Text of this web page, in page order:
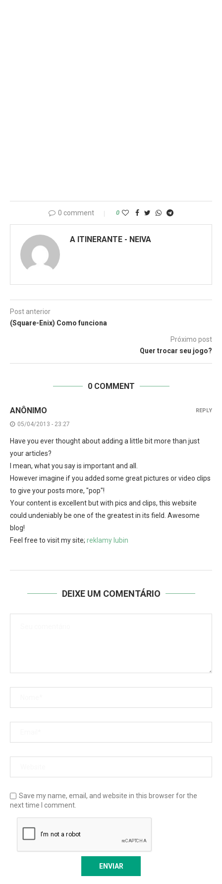
0 comment 0
A ITINERANTE - NEIVA
Post anterior
(Square-Enix) Como funciona
Próximo post
Quer trocar seu jogo?
0 COMMENT
ANÔNIMO
05/04/2013 - 23:27
Have you ever thought about adding a little bit more than just
your articles?
I mean, what you say is important and all.
However imagine if you added some great pictures or video clips
to give your posts more, "pop"!
Your content is excellent but with pics and clips, this website
could undeniably be one of the greatest in its field. Awesome
blog!
Feel free to visit my site; reklamy lubin
REPLY
DEIXE UM COMENTÁRIO
Save my name, email, and website in this browser for the
next time I comment.